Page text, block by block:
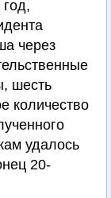
через
шесть
количество
удалось
20-